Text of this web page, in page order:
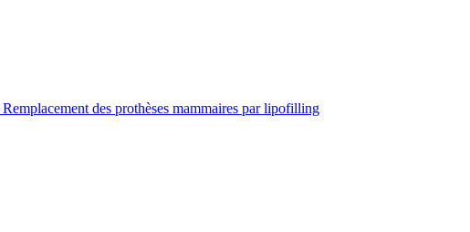
Remplacement des prothèses mammaires par lipofilling